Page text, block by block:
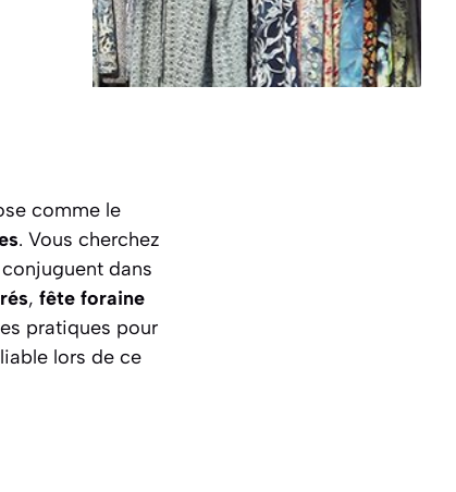
comme le
. Vous cherchez
dans
, fête foraine
pratiques pour
lors de ce